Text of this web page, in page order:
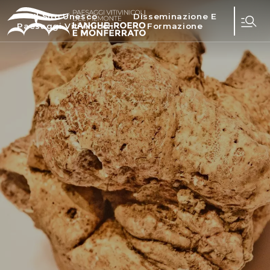
Il Sito Unesco
Paesaggi Vitivinicoli
Disseminazione E
Formazione